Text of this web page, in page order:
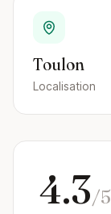
Toulon
Localisation
4.3/5